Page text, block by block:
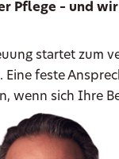
Pflege – und
startet zum
Eine feste
wenn sich Ihre